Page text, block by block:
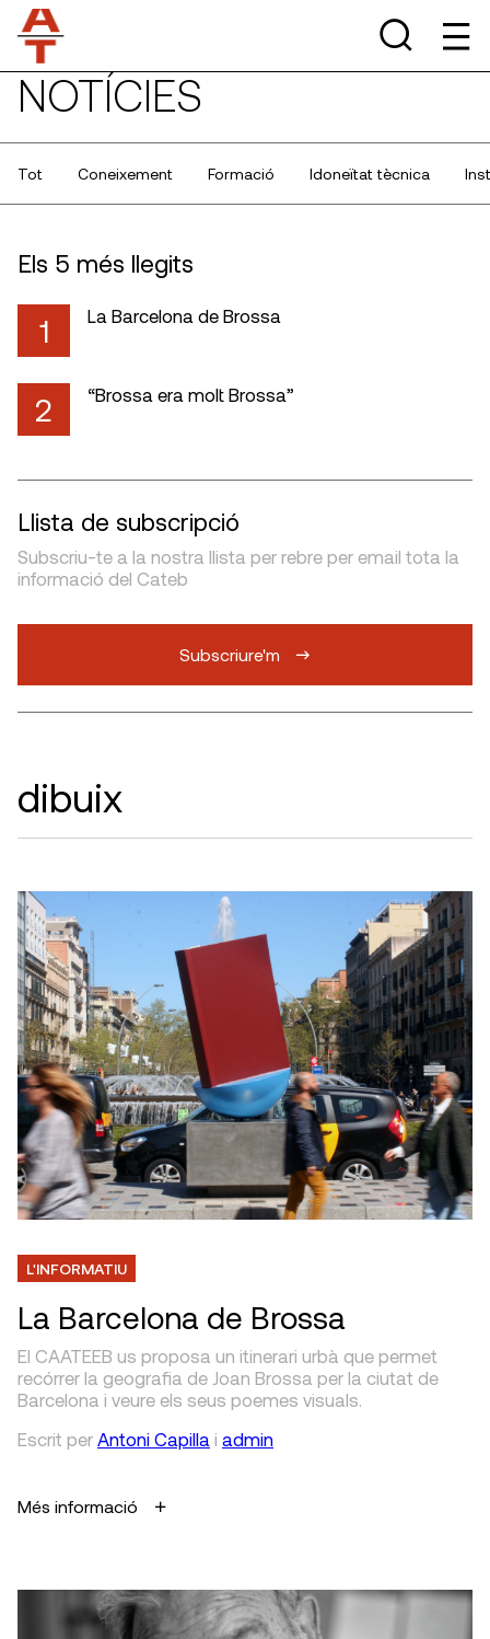
NOTÍCIES
Tot Coneixement Formació Idoneïtat tècnica
Els 5 més llegits
1 La Barcelona de Brossa
2 “Brossa era molt Brossa”
Llista de subscripció
Subscriu-te a la nostra llista per rebre per email tota la
informació del Cateb
Subscriure'm
dibuix
L'INFORMATIU
La Barcelona de Brossa
El CAATEEB us proposa un itinerari urbà que permet
recórrer la geografia de Joan Brossa per la ciutat de
Barcelona i veure els seus poemes visuals.
Escrit per Antoni Capilla i admin
Més informació